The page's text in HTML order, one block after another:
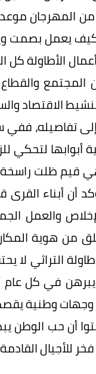
المهرجان
يعمل بصمت
الأطاولة
المجتمع
الاقتصاد
إلى تفاصيله،
أبوابها
ظلت راسخة
أبناء
والعمل
من هوية
التراثي لا
في كل عام
وطنية
أن حب الوطن
للأجيال